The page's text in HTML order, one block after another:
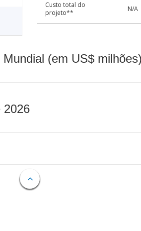
Custo total do
projeto**
N/A
(em US$
2026